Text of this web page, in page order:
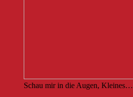
Schau mir in die Augen, Kleines…